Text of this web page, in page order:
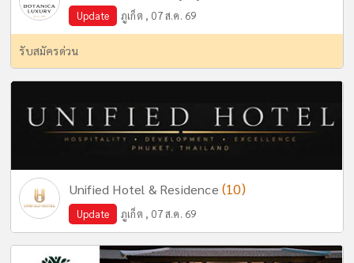
Update ภูเก็ต , 07 ส.ค. 69
รับสมัครด่วน
Unified Hotel & Residence (10)
Update ภูเก็ต , 07 ส.ค. 69